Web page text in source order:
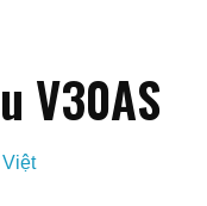
V30AS